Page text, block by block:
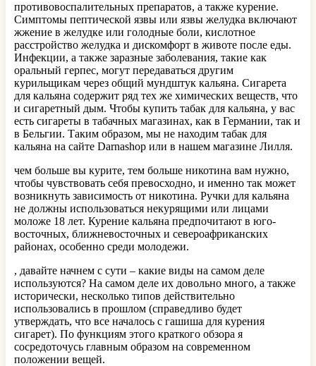
противовоспалительных препаратов, а также курение.
Симптомы пептической язвы или язвы желудка включают
жжение в желудке или голодные боли, кислотное
расстройство желудка и дискомфорт в животе после еды.
Инфекции, а также заразные заболевания, такие как
оральный герпес, могут передаваться другим
курильщикам через общий мундштук кальяна. Сигарета
для кальяна содержит ряд тех же химических веществ, что
и сигаретный дым. Чтобы купить табак для кальяна, у вас
есть сигареты в табачных магазинах, как в Германии, так и
в Бельгии. Таким образом, мы не находим табак для
кальяна на сайте Darnashop или в нашем магазине Лилля.
чем больше вы курите, тем больше никотина вам нужно,
чтобы чувствовать себя превосходно, и именно так может
возникнуть зависимость от никотина. Ручки для кальяна
не должны использоваться некурящими или лицами
моложе 18 лет. Курение кальяна предпочитают в юго-
восточных, ближневосточных и североафриканских
районах, особенно среди молодежи.
, давайте начнем с сути – какие виды на самом деле
используются? На самом деле их довольно много, а также
исторически, несколько типов действительно
использовались в прошлом (справедливо будет
утверждать, что все началось с гашиша для курения
сигарет). По функциям этого краткого обзора я
сосредоточусь главным образом на современном
положении вещей.